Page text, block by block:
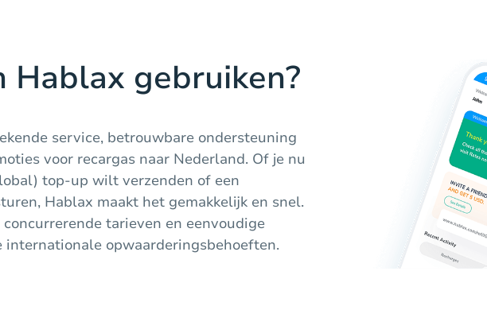
Hablax gebruiken?
service, betrouwbare ondersteuning
voor recargas naar Nederland. Of je nu
top-up wilt verzenden of een
Hablax maakt het gemakkelijk en snel.
tarieven en eenvoudige
internationale opwaarderingsbehoeften.